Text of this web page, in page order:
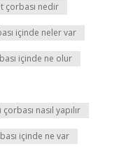
çorbası nedir
içinde neler var
içinde ne olur
çorbası nasıl yapılır
içinde ne var